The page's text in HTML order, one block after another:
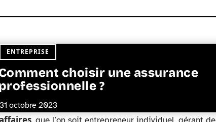
ENTREPRISE
choisir une assurance
?
31 octobre 2023